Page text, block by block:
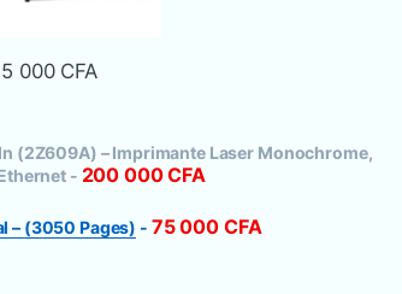
000 CFA
(2Z609A) – Imprimante Laser Monochrome,
- 200 000CFA
– (3050 Pages) - 75 000 CFA